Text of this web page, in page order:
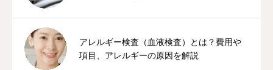
アレルギー検査（血液検査）とは？費用や
項目、アレルギーの原因を解説